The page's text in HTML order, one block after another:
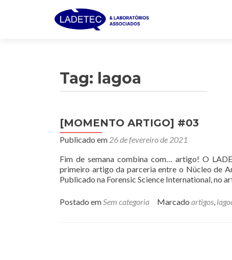
Tag: lagoa
[MOMENTO ARTIGO] #03
Publicado em 26 de fevereiro de 2021
Fim de semana combina com… artigo! O
primeiro artigo da parceria entre o Núcleo de
Publicado na Forensic Science International, no
Postado emSem categoria Marcado artigos,